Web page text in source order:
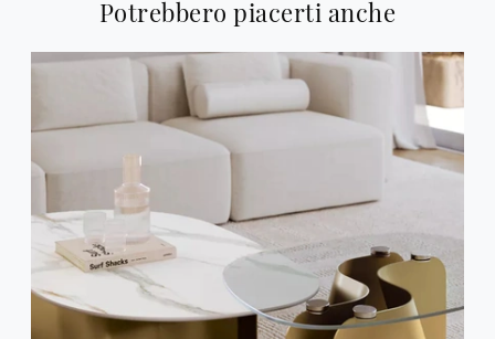
Potrebbero piacerti anche